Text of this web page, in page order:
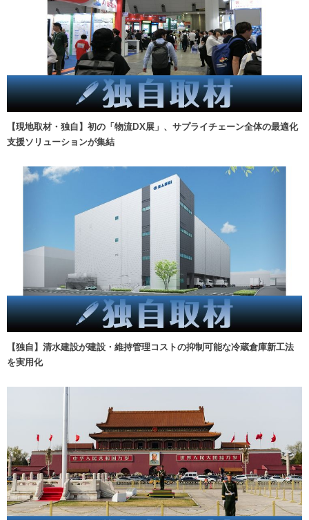
【現地取材・独自】初の「物流DX展」、サプライチェーン全体の最適化
支援ソリューションが集結
【独自】清水建設が建設・維持管理コストの抑制可能な冷蔵倉庫新工法
を実用化